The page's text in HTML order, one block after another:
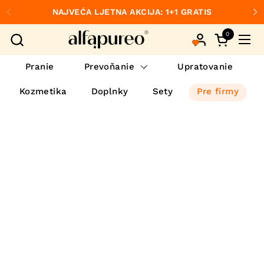
Preskočiť na obsah
Predchádzajúce
NAJVEĆA LJETNA AKCIJA: 1+1 GRATIS
Otvorte
0
Pranie Prevoňanie Upratovanie
Kozmetika Doplnky Sety Pre firmy